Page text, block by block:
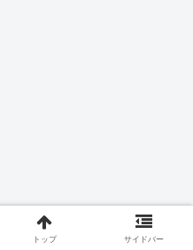
トップ サイドバー